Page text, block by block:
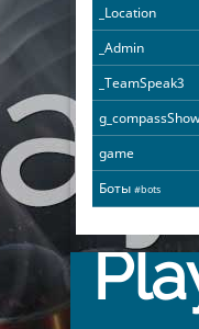
_Location
_Admin
_TeamSpeak3
game
Боты #bots